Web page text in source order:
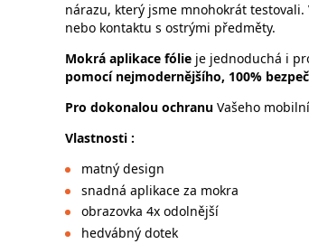
nárazu, který jsme mnohokrát testovali.
nebo kontaktu s ostrými předměty.
Mokrá aplikace fólie je jednoduchá i
pomocí nejmodernějšího, 100%
Pro dokonalou ochranu Vašeho
Vlastnosti :
matný design
snadná aplikace za mokra
obrazovka 4x odolnější
hedvábný dotek